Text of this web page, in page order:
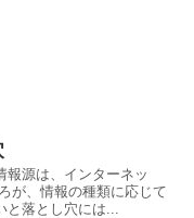
報源は、インターネッ
が、情報の種類に応じて
と落とし穴には...